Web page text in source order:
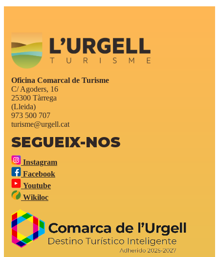
Oficina Comarcal de Turisme
C/ Agoders, 16
25300 Tàrrega
(Lleida)
973 500 707
turisme@urgell.cat
SEGUEIX-NOS
Instagram
Facebook
Youtube
Wikiloc